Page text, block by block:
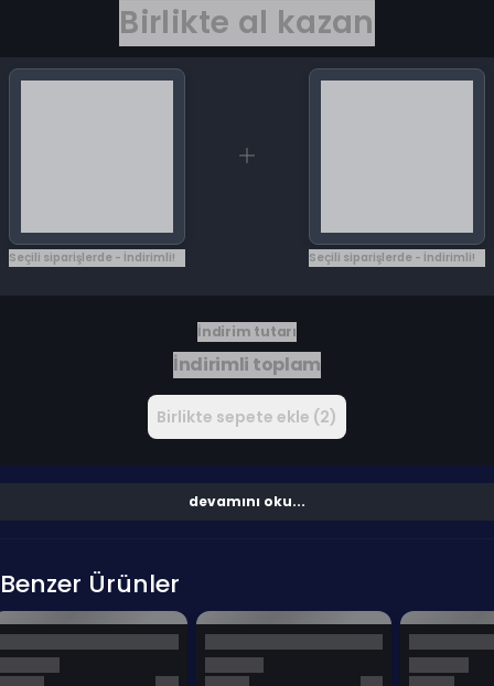
Birlikte al kazan
Seçili siparişlerde - İndirimli! Seçili siparişlerde - İndirimli!
İndirim tutarı
İndirimli toplam
Birlikte sepete ekle (2)
devamını oku...
Benzer Ürünler